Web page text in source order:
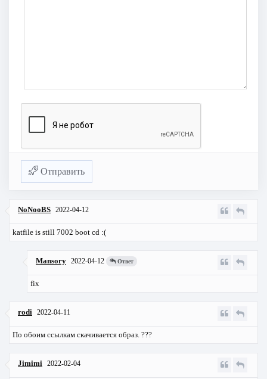
Отправить
NoNooBS 2022-04-12
katfile is still 7002 boot cd :(
Mansory 2022-04-12 Ответ
fix
rodi 2022-04-11
По обоим ссылкам скачивается образ. ???
Jimimi 2022-02-04